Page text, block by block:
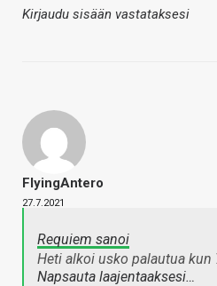
Kirjaudu sisään vastataksesi
FlyingAntero
27.7.2021
Requiem sanoi
Heti alkoi usko palautua
Napsauta laajentaaksesi…